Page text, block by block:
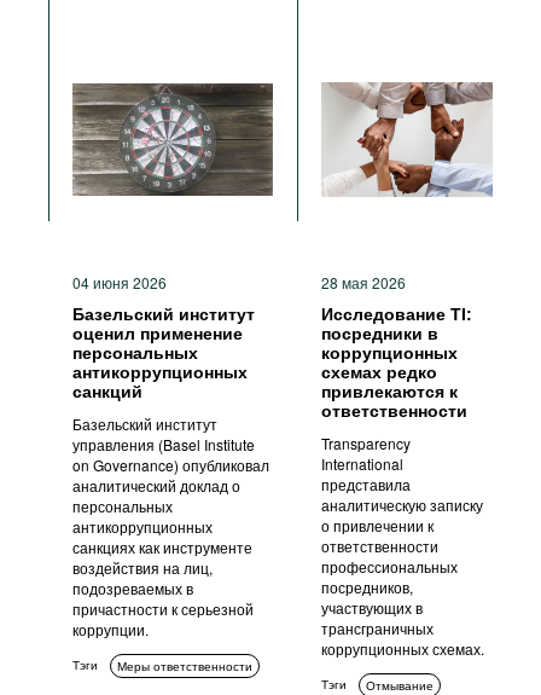
04 июня 2026
Базельский институт
оценил применение
персональных
антикоррупционных
санкций
Базельский институт
управления (Basel Institute
on Governance) опубликовал
аналитический доклад о
персональных
антикоррупционных
санкциях как инструменте
воздействия на лиц,
подозреваемых в
причастности к серьезной
коррупции.
Тэги Меры ответственности
28 мая 2026
Исследование TI:
посредники в
коррупционных
схемах редко
привлекаются к
ответственности
Transparency
International
представила
аналитическую записку
о привлечении к
ответственности
профессиональных
посредников,
участвующих в
трансграничных
коррупционных схемах.
Тэги
Отмывание